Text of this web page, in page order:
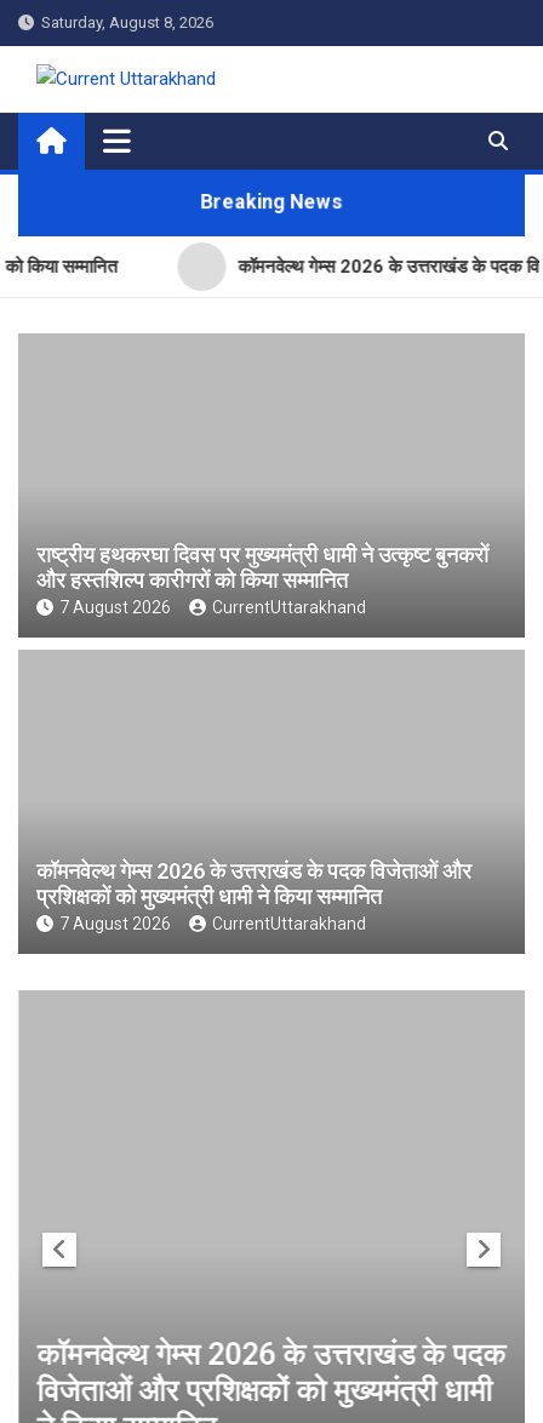
Skip
to
content
Saturday, August 8, 2026
Current Uttarakhand
Breaking News
कॉमनवेल्थ गेम्स 2026 के उत्तराखंड के पदक विजेताओं और
राष्ट्रीय हथकरघा दिवस पर मुख्यमंत्री धामी ने उत्कृष्ट बुनकरों
और हस्तशिल्प कारीगरों को किया सम्मानित
7 August 2026 CurrentUttarakhand
कॉमनवेल्थ गेम्स 2026 के उत्तराखंड के पदक विजेताओं और
प्रशिक्षकों को मुख्यमंत्री धामी ने किया सम्मानित
7 August 2026 CurrentUttarakhand
कॉमनवेल्थ गेम्स 2026 के उत्तराखंड के पदक
विजेताओं और प्रशिक्षकों को मुख्यमंत्री धामी